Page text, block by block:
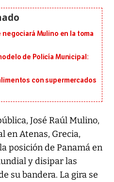
Mulino en la toma
de Policía Municipal:
con supermercados
José Raúl Mulino,
en Atenas, Grecia,
posición de Panamá en
y disipar las
su bandera. La gira se